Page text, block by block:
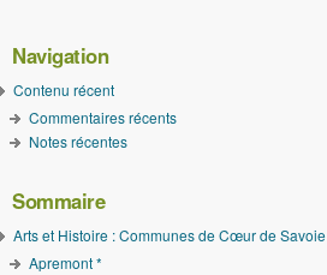
Navigation
Contenu récent
Commentaires récents
Notes récentes
Sommaire
Arts et Histoire : Communes de Cœur de Savoie
Apremont *